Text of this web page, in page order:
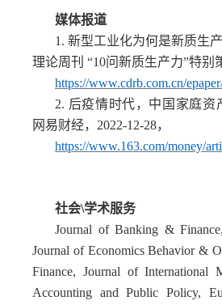
媒体报道
1. 新型工业化为何是新质生
理论周刊 “10问新质生产力”特别
https://www.cdrb.com.cn/
2. 后疫情时代，中国家庭资
网易财经，2022-12-28，
https://www.163.com/money/
社会\学术服务
Journal of Banking &
Journal of Economics Behavior &
Finance, Journal of International
Accounting and Public Policy,